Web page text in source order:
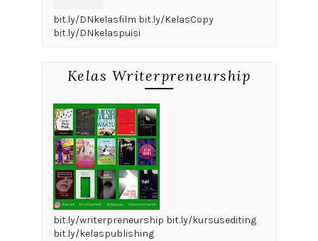
bit.ly/DNkelasfilm bit.ly/KelasCopy
bit.ly/DNkelaspuisi
Kelas Writerpreneurship
bit.ly/writerpreneurship bit.ly/kursusediting
bit.ly/kelaspublishing